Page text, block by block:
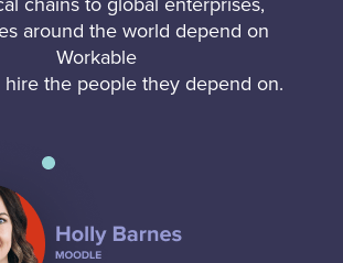
around the world depend on
Workable
the people they depend on.